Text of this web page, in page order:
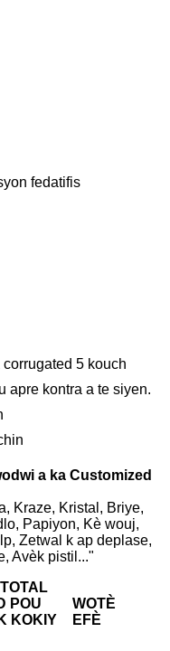
fedatifis
5 kouch
apre kontra a te siyen.
a ka Customized
Kraze, Kristal, Briye,
Papiyon, Kè wouj,
Zetwal k ap deplase,
Avèk pistil..."
POU
KOKIY
WOTÈ
EFÈ